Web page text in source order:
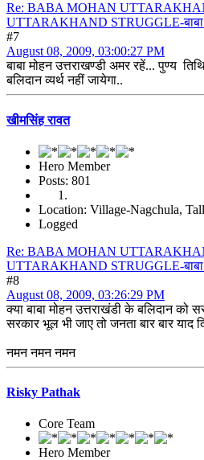
Re: BABA MOHAN
UTTARAKHAND STRUGGLE-बाबा
#7
August 08, 2009, 03:00:27 PM
बाबा मोहन उत्तराखण्डी अमर रहें... पुण्य
बलिदान व्यर्थ नहीं जायेगा..
खीमसिंह रावत
Hero Member
Posts: 801
Location: Village-Nagchula,
Logged
Re: BABA MOHAN
UTTARAKHAND STRUGGLE-बाबा
#8
August 08, 2009, 03:26:29 PM
क्या बाबा मोहन उत्तराखंडी के बलिदान को
सरकार भूल भी जाए तो जनता बार बार याद
नमन नमन नमन
Risky Pathak
Core Team
Hero Member